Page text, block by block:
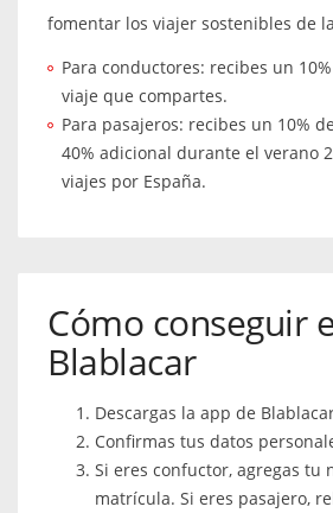
fomentar los viajer sostenibles de
Para conductores: recibes un
viaje que compartes.
Para pasajeros: recibes un 10%
40% adicional durante el verano
viajes por España.
Cómo conseguir
Blablacar
Descargas la app de
Confirmas tus datos
Si eres confuctor, agregas tu
matrícula. Si eres pasajero,